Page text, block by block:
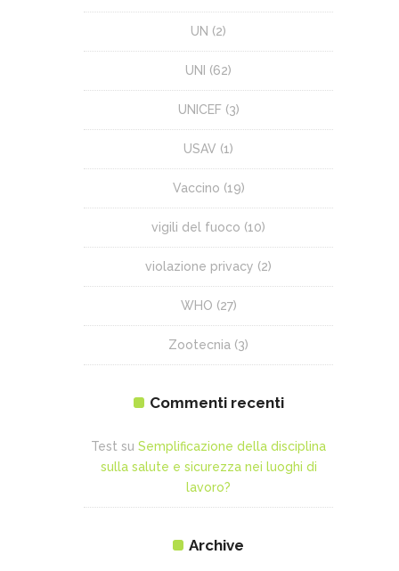
UN (2)
UNI (62)
UNICEF(3)
USAV (1)
Vaccino (19)
vigili del fuoco (10)
violazione privacy (2)
WHO (27)
Zootecnia (3)
Commenti recenti
Test su Semplificazione della disciplina
sulla salute e sicurezza nei luoghi di
lavoro?
Archive